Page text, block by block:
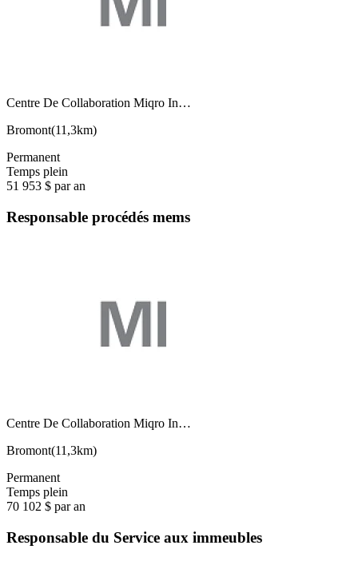
Centre De Collaboration Miqro In…
Bromont(11,3km)
Permanent
Temps plein
51 953 $ par an
Responsable procédés mems
Centre De Collaboration Miqro In…
Bromont(11,3km)
Permanent
Temps plein
70 102 $ par an
Responsable du Service aux immeubles